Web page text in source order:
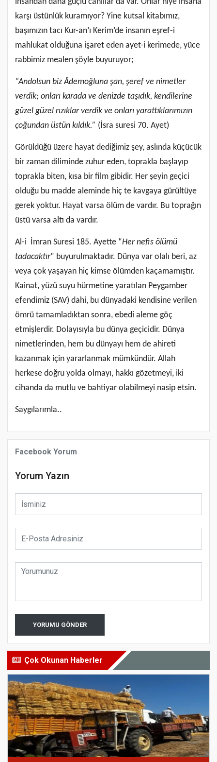
karşı üstünlük kuramıyor? Yine kutsal kitabımız,
başımızın tacı Kur-an’ı Kerim’de insanın eşref-i
mahlukat olduğuna işaret eden ayet-i kerimede, yüce
rabbimiz mealen şöyle buyuruyor;
“Andolsun biz Âdemoğluna şan, şeref ve nimetler
verdik; onları karada ve denizde taşıdık, kendilerine
güzel güzel rızıklar verdik ve onları yarattıklarımızın
çoğundan üstün kıldık.” (İsra suresi 70. Ayet)
Görüldüğü üzere hayat dediğimiz şey, aslında küçücük
bir zaman diliminde zuhur eden, toprakla başlayıp
toprakla biten, kısa bir film gibidir. Her şeyin geçici
olduğu bu madde aleminde hiç te kavgaya gürültüye
gerek yoktur. Hayat varsa ölüm de vardır. Bu toprağın
üstü varsa altı da vardır.
Al-i İmran Suresi 185. Ayette “Her nefis ölümü
tadacaktır” buyurulmaktadır. Dünya var olalı beri, az
veya çok yaşayan hiç kimse ölümden kaçamamıştır.
Kainat, yüzü suyu hürmetine yaratılan Peygamber
efendimiz (SAV) dahi, bu dünyadaki kendisine verilen
ömrü tamamladıktan sonra, ebedi aleme göç
etmişlerdir. Dolayısıyla bu dünya geçicidir. Dünya
nimetlerinden, hem bu dünyayı hem de ahireti
kazanmak için yararlanmak mümkündür. Allah
herkese doğru yolda olmayı, hakkı gözetmeyi, iki
cihanda da mutlu ve bahtiyar olabilmeyi nasip etsin.
Saygılarımla..
Facebook Yorum
Yorum Yazın
YORUMU GÖNDER
Çok Okunan Haberler